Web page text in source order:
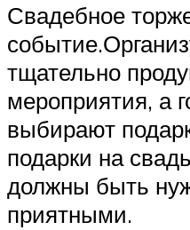
Свадебное
тщательно
мероприятия, а
выбирают
подарки на
должны быть
приятными.